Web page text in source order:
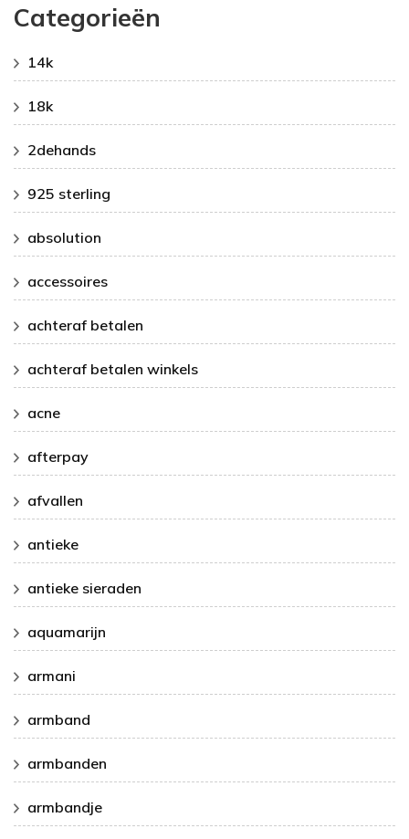
Categorieën
14k
18k
2dehands
925 sterling
absolution
accessoires
achteraf betalen
achteraf betalen winkels
acne
afterpay
afvallen
antieke
antieke sieraden
aquamarijn
armani
armband
armbanden
armbandje